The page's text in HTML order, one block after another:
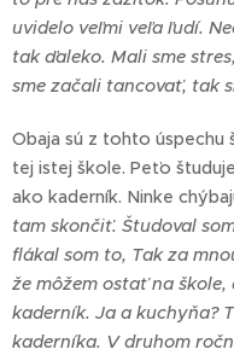
uvidelo veľmi veľa ľudí.
tak ďaleko. Mali sme
sme začali tancovať, tak
Obaja sú z tohto úspechu
tej istej škole. Peťo
ako kaderník. Ninke
tam skončiť. Študoval
flákal som to, Tak za
že môžem ostať na
kaderník. Ja a kuchyňa?
kaderníka. V druhom